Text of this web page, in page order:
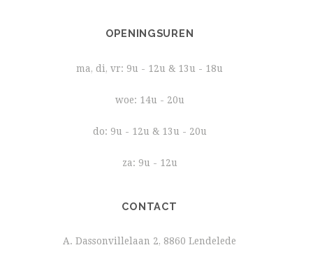
OPENINGSUREN
ma, di, vr: 9u - 12u & 13u - 18u
woe: 14u - 20u
do: 9u - 12u & 13u - 20u
za: 9u - 12u
CONTACT
A. Dassonvillelaan 2, 8860 Lendelede